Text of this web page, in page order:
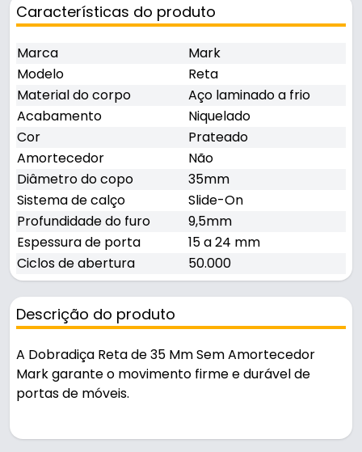
Características do produto
Marca
Mark
Modelo
Reta
Material do corpo
Aço laminado a frio
Acabamento
Niquelado
Cor
Prateado
Amortecedor
Não
Diâmetro do copo
35mm
Sistema de calço
Slide-On
Profundidade do furo
9,5mm
Espessura de porta
15 a 24 mm
Ciclos de abertura
50.000
Descrição do produto
A Dobradiça Reta de 35 Mm Sem Amortecedor
Mark garante o movimento firme e durável de
portas de móveis.